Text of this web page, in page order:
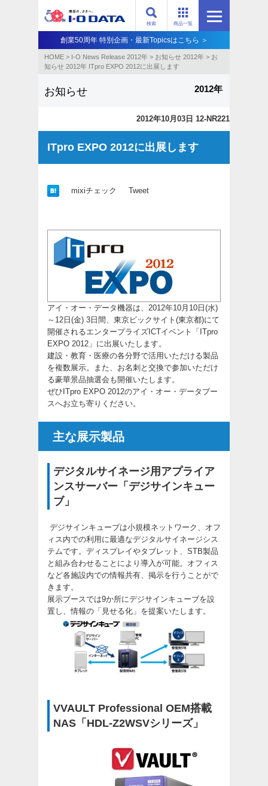
商品一覧
検索
創業50周年 特別企画・最新Topicsはこちら ＞
HOME > I-O News Release 2012年 > お知らせ 2012年 > お
知らせ 2012年 ITpro EXPO 2012に出展します
お知らせ 2012年
2012年10月03日 12-NR221
ITpro EXPO 2012に出展します
mixiチェック Tweet
アイ・オー・データ機器は、2012年10月10日(水)
～12日(金) 3日間、東京ビックサイト(東京都)にて
開催されるエンタープライズICTイベント「ITpro
EXPO 2012」に出展いたします。
建設・教育・医療の各分野で活用いただける製品
を複数展示。また、お名刺と交換で参加いただけ
る豪華景品抽選会も開催いたします。
ぜひITpro EXPO 2012のアイ・オー・データブー
スへお立ち寄りください。
主な展示製品
デジタルサイネージ用アプライア
ンスサーバー「デジサインキュー
ブ」
デジサインキューブは小規模ネットワーク、オフ
ィス内での利用に最適なデジタルサイネージシス
テムです。ディスプレイやタブレット、STB製品
と組み合わせることにより導入が可能。オフィス
など各施設内での情報共有、掲示を行うことがで
きます。
展示ブースでは9か所にデジサインキューブを設
置し、情報の「見せる化」を提案いたします。
VVAULT Professional OEM搭載
NAS「HDL-Z2WSVシリーズ」